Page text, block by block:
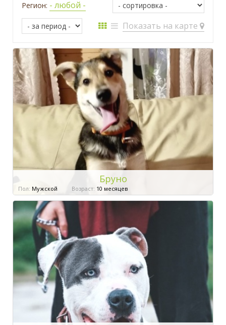
Регион: - любой -
Показать на карте
Бруно
Пол: Мужской Возраст: 10 месяцев